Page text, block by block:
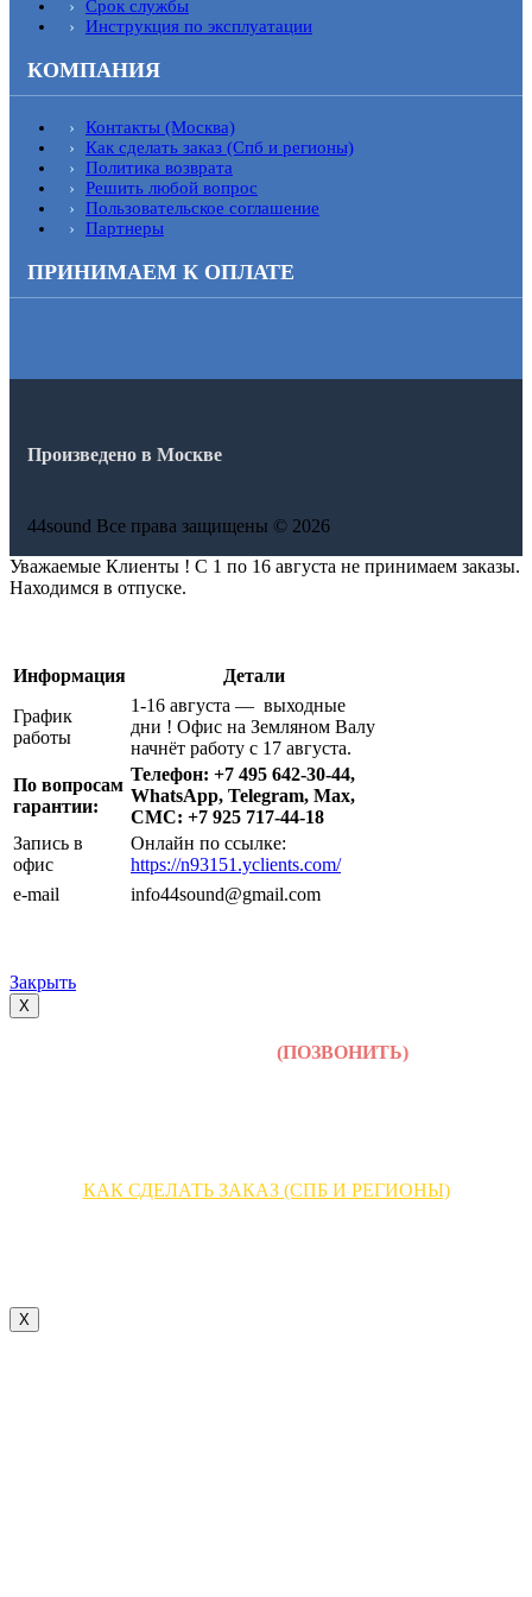
Срок службы
Инструкция по эксплуатации
КОМПАНИЯ
Контакты (Москва)
Как сделать заказ (Спб и регионы)
Политика возврата
Решить любой вопрос
Пользовательское соглашение
Партнеры
ПРИНИМАЕМ К ОПЛАТЕ
Произведено в Москве
44sound Все права защищены © 2026
Уважаемые Клиенты ! С 1 по 16 августа не принимаем заказы.
Находимся в отпуске.
Информация
Детали
График
работы
1-16 августа — выходные
дни ! Офис на Земляном Валу
начнёт работу с 17 августа.
По вопросам
гарантии:
Телефон: +7 495 642-30-44,
WhatsApp, Telegram, Max,
СМС: +7 925 717-44-18
Запись в
офис
Онлайн по ссылке:
https://n93151.yclients.com/
e-mail
info44sound@gmail.com
Закрыть
X
(ПОЗВОНИТЬ)
КАК СДЕЛАТЬ ЗАКАЗ (СПБ И РЕГИОНЫ)
X